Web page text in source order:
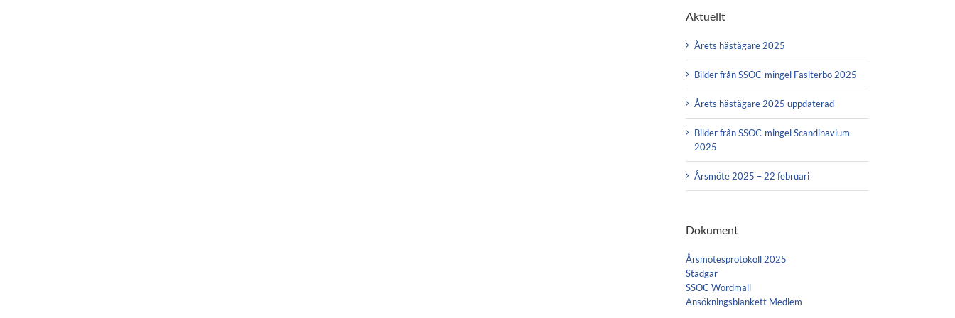
Aktuellt
Årets hästägare 2025
Bilder från SSOC-mingel Faslterbo 2025
Årets hästägare 2025 uppdaterad
Bilder från SSOC-mingel Scandinavium
2025
Årsmöte 2025 – 22 februari
Dokument
Årsmötesprotokoll 2025
Stadgar
SSOC Wordmall
Ansökningsblankett Medlem